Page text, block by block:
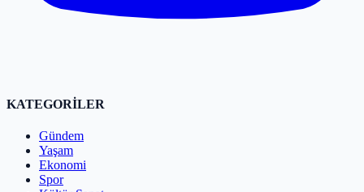
KATEGORİLER
Gündem
Yaşam
Ekonomi
Spor